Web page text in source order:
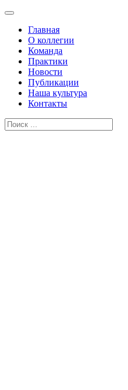
Главная
О коллегии
Команда
Практики
Новости
Публикации
Наша культура
Контакты